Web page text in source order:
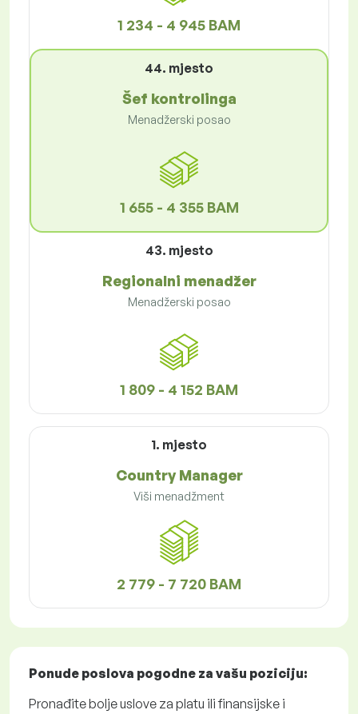
1 234 - 4 945 BAM
44. mjesto
Šef kontrolinga
Menadžerski posao
1 655 - 4 355 BAM
43. mjesto
Regionalni menadžer
Menadžerski posao
1 809 - 4 152 BAM
1. mjesto
Country Manager
Viši menadžment
2 779 - 7 720 BAM
Ponude poslova pogodne za vašu poziciju:
Pronađite bolje uslove za platu ili finansijske i